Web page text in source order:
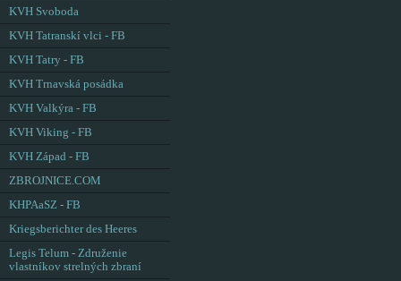
KVH Svoboda
KVH Tatranskí vlci - FB
KVH Tatry - FB
KVH Trnavská posádka
KVH Valkýra - FB
KVH Viking - FB
KVH Západ - FB
ZBROJNICE.COM
KHPAaSZ - FB
Kriegsberichter des Heeres
Legis Telum - Združenie
vlastníkov strelných zbraní